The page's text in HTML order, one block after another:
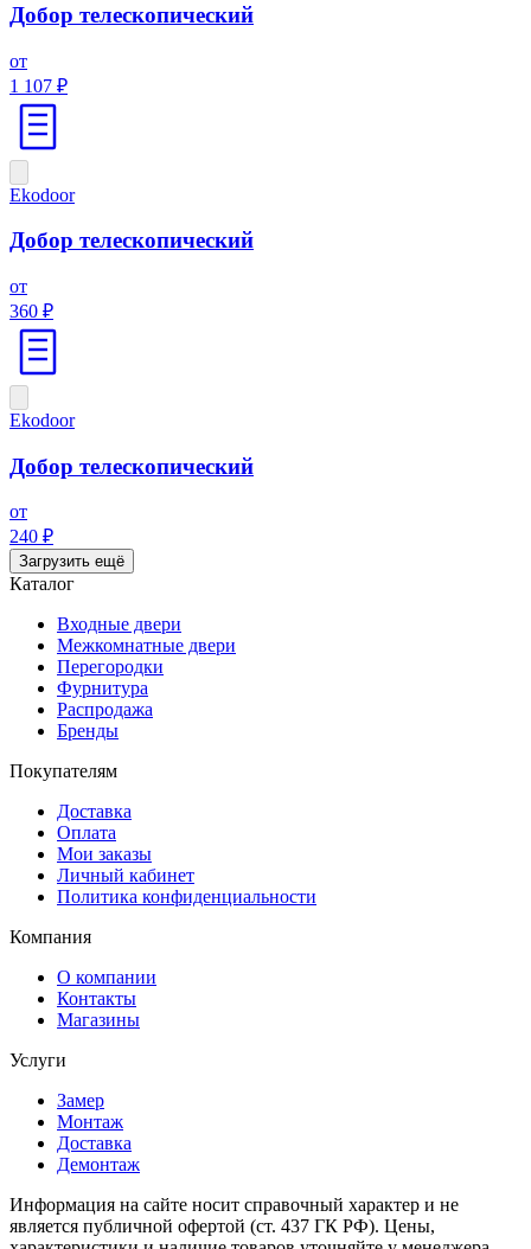
Добор телескопический
от
1 107 ₽
Ekodoor
Добор телескопический
от
360 ₽
Ekodoor
Добор телескопический
от
240 ₽
Загрузить ещё
Каталог
Входные двери
Межкомнатные двери
Перегородки
Фурнитура
Распродажа
Бренды
Покупателям
Доставка
Оплата
Мои заказы
Личный кабинет
Политика конфиденциальности
Компания
О компании
Контакты
Магазины
Услуги
Замер
Монтаж
Доставка
Демонтаж
Информация на сайте носит справочный характер и не
является публичной офертой (ст. 437 ГК РФ). Цены,